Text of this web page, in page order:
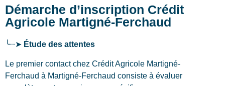
Démarche d’inscription Crédit
Agricole Martigné-Ferchaud
╰┈➤ Étude des attentes
Le premier contact chez Crédit Agricole Martigné-
Ferchaud à Martigné-Ferchaud consiste à évaluer